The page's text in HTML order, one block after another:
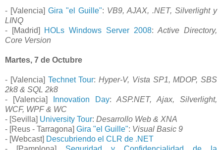
- [Valencia] Gira "el Guille": VB9, AJAX, .NET, Silverlight y
LINQ
- [Madrid] HOLs Windows Server 2008:Active Directory,
Core Version
Martes, 7 de Octubre
- [Valencia] Technet Tour: Hyper-V, Vista SP1, MDOP, SBS
2k8 & SQL 2k8
- [Valencia]
Innovation Day:ASP.NET, Ajax, Silverlight,
WCF, WPF & WC
- [Sevilla] University Tour: Desarrollo Web & XNA
- [Reus - Tarragona] Gira "el Guille": Visual Basic 9
- [Webcast] Descubriendo el CLR de .NET